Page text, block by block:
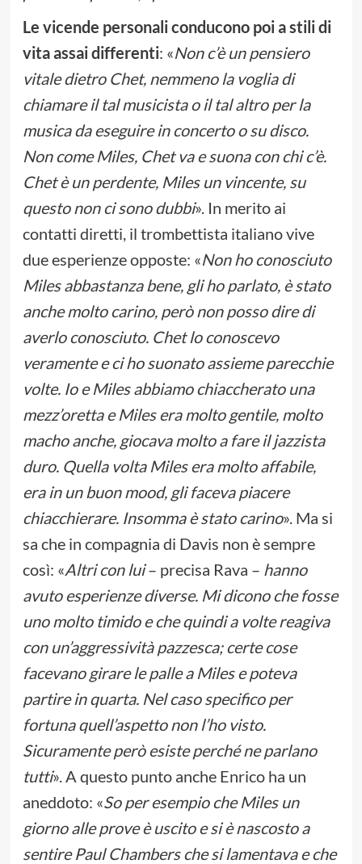
Le vicende personali conducono poi a stili di
vita assai differenti: «Non c’è un pensiero
vitale dietro Chet, nemmeno la voglia di
chiamare il tal musicista o il tal altro per la
musica da eseguire in concerto o su disco.
Non come Miles, Chet va e suona con chi c’è.
Chet è un perdente, Miles un vincente, su
questo non ci sono dubbi». In merito ai
contatti diretti, il trombettista italiano vive
due esperienze opposte: «Non ho conosciuto
Miles abbastanza bene, gli ho parlato, è stato
anche molto carino, però non posso dire di
averlo conosciuto. Chet lo conoscevo
veramente e ci ho suonato assieme parecchie
volte. Io e Miles abbiamo chiaccherato una
mezz’oretta e Miles era molto gentile, molto
macho anche, giocava molto a fare il jazzista
duro. Quella volta Miles era molto affabile,
era in un buon mood, gli faceva piacere
chiacchierare. Insomma è stato carino». Ma si
sa che in compagnia di Davis non è sempre
così: «Altri con lui– precisa Rava – hanno
avuto esperienze diverse. Mi dicono che fosse
uno molto timido e che quindi a volte reagiva
con un’aggressività pazzesca; certe cose
facevano girare le palle a Miles e poteva
partire in quarta. Nel caso specifico per
fortuna quell’aspetto non l’ho visto.
Sicuramente però esiste perché ne parlano
tutti». A questo punto anche Enrico ha un
aneddoto: «So per esempio che Miles un
giorno alle prove è uscito e si è nascosto a
sentire Paul Chambers che si lamentava e che